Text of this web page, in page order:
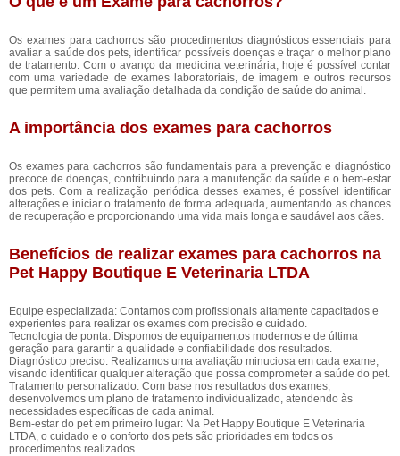
Os exames para cachorros são procedimentos diagnósticos essenciais para
avaliar a saúde dos pets, identificar possíveis doenças e traçar o melhor plano
de tratamento. Com o avanço da medicina veterinária, hoje é possível contar
com uma variedade de exames laboratoriais, de imagem e outros recursos
que permitem uma avaliação detalhada da condição de saúde do animal.
A importância dos exames para cachorros
Os exames para cachorros são fundamentais para a prevenção e diagnóstico
precoce de doenças, contribuindo para a manutenção da saúde e o bem-estar
dos pets. Com a realização periódica desses exames, é possível identificar
alterações e iniciar o tratamento de forma adequada, aumentando as chances
de recuperação e proporcionando uma vida mais longa e saudável aos cães.
Benefícios de realizar exames para cachorros na
Pet Happy Boutique E Veterinaria LTDA
Equipe especializada: Contamos com profissionais altamente capacitados e
experientes para realizar os exames com precisão e cuidado.
Tecnologia de ponta: Dispomos de equipamentos modernos e de última
geração para garantir a qualidade e confiabilidade dos resultados.
Diagnóstico preciso: Realizamos uma avaliação minuciosa em cada exame,
visando identificar qualquer alteração que possa comprometer a saúde do pet.
Tratamento personalizado: Com base nos resultados dos exames,
desenvolvemos um plano de tratamento individualizado, atendendo às
necessidades específicas de cada animal.
Bem-estar do pet em primeiro lugar: Na Pet Happy Boutique E Veterinaria
LTDA, o cuidado e o conforto dos pets são prioridades em todos os
procedimentos realizados.